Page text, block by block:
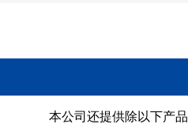
本公司还提供除以下产